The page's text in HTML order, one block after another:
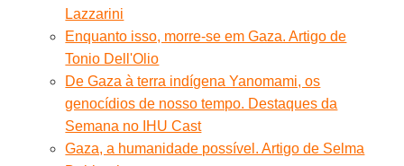
Lazzarini
Enquanto isso, morre-se em Gaza. Artigo de
Tonio Dell'Olio
De Gaza à terra indígena Yanomami, os
genocídios de nosso tempo. Destaques da
Semana no IHU Cast
Gaza, a humanidade possível. Artigo de Selma